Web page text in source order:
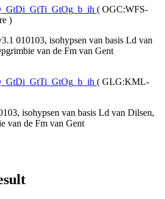
( OGC:WFS-
)
010103, isohypsen van basis Ld van
van de Fm van Gent
( GLG:KML-
isohypsen van basis Ld van Dilsen,
van de Fm van Gent